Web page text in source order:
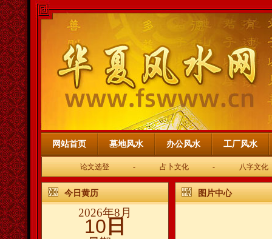
网站首页 墓地风水 办公风水 工厂风水
论文选登 - 占卜文化 - 八字文化
今日黄历
2026年8月
10 日
图片中心